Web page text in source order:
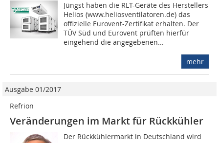
Jüngst haben die RLT-Geräte des Herstellers
Helios (www.heliosventilatoren.de) das
offizielle Eurovent-Zertifikat erhalten. Der
TÜV Süd und Eurovent prüften hierfür
eingehend die angegebenen...
mehr
Ausgabe 01/2017
Refrion
Veränderungen im Markt für Rückkühler
Der Rückkühlermarkt in Deutschland wird